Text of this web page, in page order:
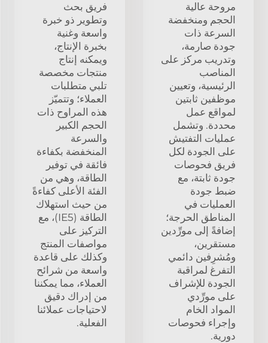
مروحة عالية
الحجم ومنخفضة
السرعة ذات
جودة صارمة،
وتدريب مركز على
المناصب
الرئيسية، وتعيين
موظفين ثابتين
لمواقع عمل
محددة. وتشمل
عمليات التفتيش
على الجودة لكل
فريق فحوصات
جودة ثابتة، مع
ضبط جودة
العمليات في
المناطق الحرجة؛
إضافةً إلى مورِّدين
مستقرين،
ومُشرِفين دائمي
التفرغ لمراقبة
الجودة للإشراف
على مورِّدي
المواد الخام
وإجراء فحوصات
دورية.
فريق بحث
وتطوير ذو خبرة
واسعة وغنية
بخبرة الإنتاج،
ويمكنه إنتاج
منتجات مخصصة
تلبي متطلبات
العملاء؛ وتتميّز
هذه المراوح ذات
الحجم الكبير
والسرعة
المنخفضة بكفاءة
فائقة في توفير
الطاقة، وهي من
الفئة الأعلى كفاءةً
من حيث استهلاك
الطاقة (IE5)، مع
التركيز على
مواصفات المنتج
وكذلك على قاعدة
واسعة من شرائح
العملاء، مما يمكننا
من إدراك دقيق
لاحتياجات عملائنا
الفعلية.